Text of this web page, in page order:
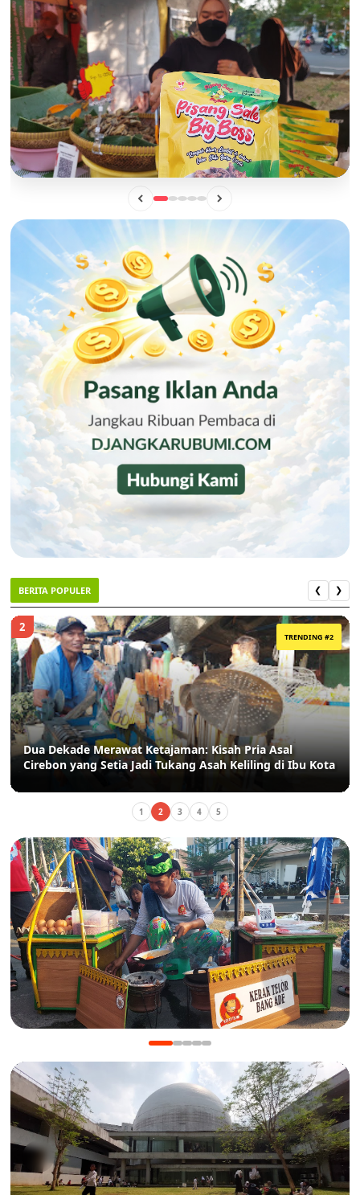
Mengintip Manisnya Peluang Usaha "Pisang Sale Big Boss",
Camilan Lokal yang Siap Naik Kelas
BERITA POPULER ❮ ❯
2
TRENDING #2
Dua Dekade Merawat Ketajaman: Kisah Pria Asal
Cirebon yang Setia Jadi Tukang Asah Keliling di Ibu Kota
1 2 3 4 5
Manis Gurih Jakarta Festival Sukapura: Menikmati
Legenda 18 Tahun Kerak Telor Bang Ade